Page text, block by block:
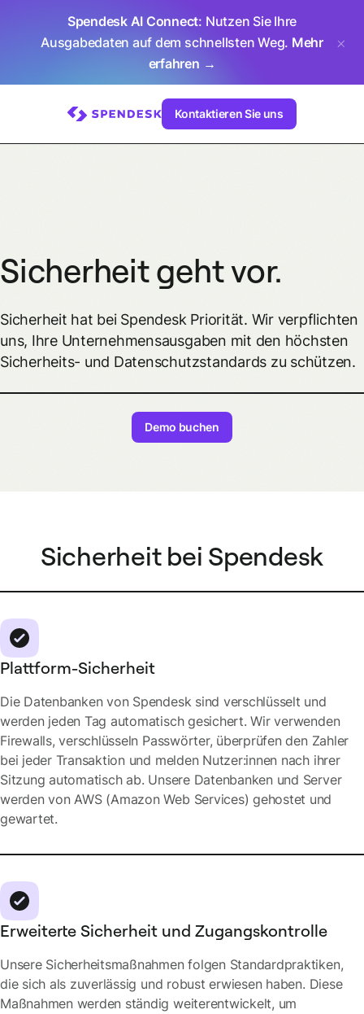
Spendesk AI Connect: Nutzen Sie Ihre
Ausgabedaten auf dem schnellsten Weg. Mehr
erfahren →
Kontaktieren Sie uns
Sicherheitgeht vor.
Sicherheit hat bei Spendesk Priorität. Wir verpflichten
uns, Ihre Unternehmensausgaben mit den höchsten
Sicherheits- und Datenschutzstandards zu schützen.
Demo buchen
Sicherheit bei Spendesk
Plattform-Sicherheit
Die Datenbanken von Spendesk sind verschlüsselt und
werden jeden Tag automatisch gesichert. Wir verwenden
Firewalls, verschlüsseln Passwörter, überprüfen den Zahler
bei jeder Transaktion und melden Nutzer:innen nach ihrer
Sitzung automatisch ab. Unsere Datenbanken und Server
werden von AWS (Amazon Web Services) gehostet und
gewartet.
Erweiterte Sicherheit und Zugangskontrolle
Unsere Sicherheitsmaßnahmen folgen Standardpraktiken,
die sich als zuverlässig und robust erwiesen haben. Diese
Maßnahmen werden ständig weiterentwickelt, um